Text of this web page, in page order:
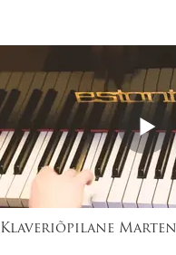
Klaveriõpilane Marten